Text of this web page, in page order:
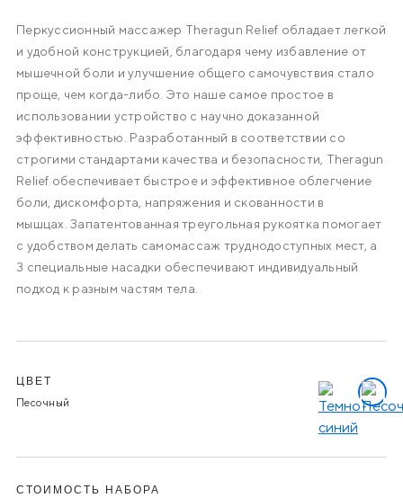
Перкуссионный массажер Theragun Relief обладает легкой
и удобной конструкцией, благодаря чему избавление от
мышечной боли и улучшение общего самочувствия стало
проще, чем когда-либо. Это наше самое простое в
использовании устройство с научно доказанной
эффективностью. Разработанный в соответствии со
строгими стандартами качества и безопасности, Theragun
Relief обеспечивает быстрое и эффективное облегчение
боли, дискомфорта, напряжения и скованности в
мышцах. Запатентованная треугольная рукоятка помогает
с удобством делать самомассаж труднодоступных мест, а
3 специальные насадки обеспечивают индивидуальный
подход к разным частям тела.
Уменьшение напряжения и скованности в мышцах
Улучшение кровообращения
Улучшение подвижности
Улучшение качества сна
Снижение уровня стресса
Варианты
ЦВЕТ
Песочный
Выбрать
цвет:
Темно-
синий
цвет:
СТОИМОСТЬ НАБОРА